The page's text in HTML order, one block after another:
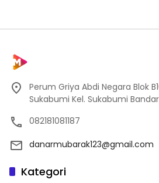
Perum Griya Abdi Negara Blok
Sukabumi Kel. Sukabumi
082181081187
danarmubarak123@gmail.com
Kategori